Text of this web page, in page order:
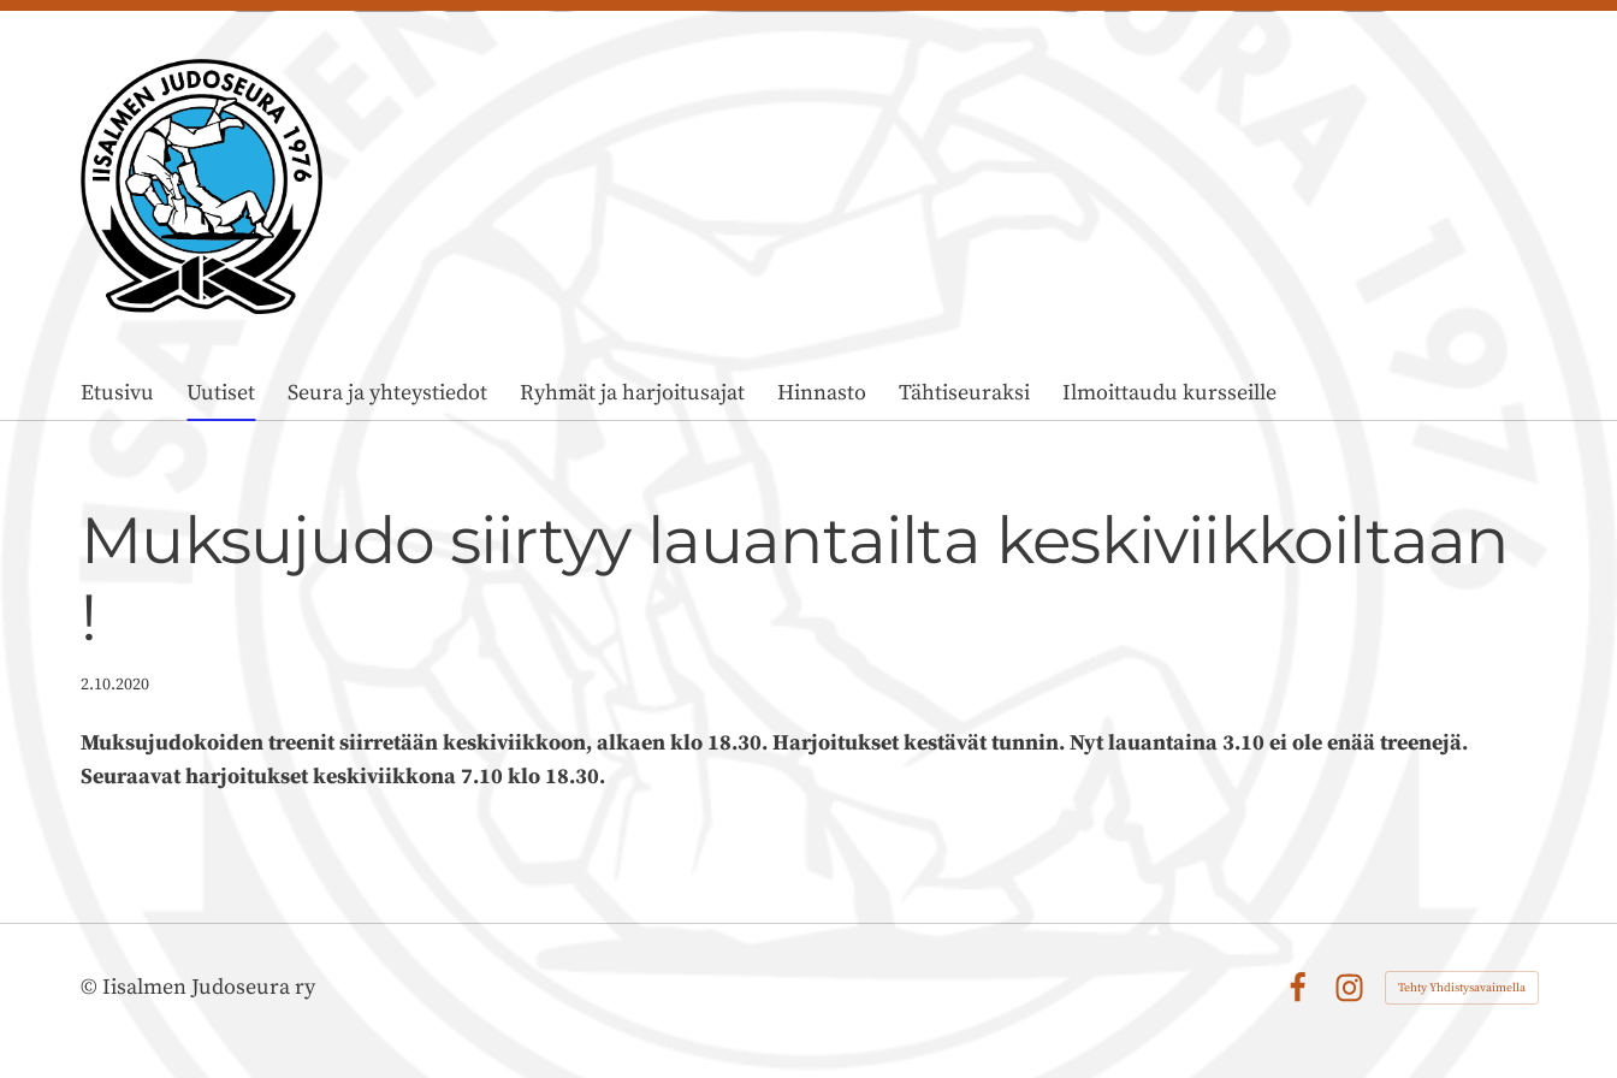
Iisalmen Judoseura ry
Etusivu Uutiset Seura ja yhteystiedot Ryhmät ja harjoitusajat Hinnasto Tähtiseuraksi Ilmoittaudu kursseille
Muksujudo siirtyy lauantailta keskiviikkoiltaan
!
2.10.2020
Muksujudokoiden treenit siirretään keskiviikkoon, alkaen klo 18.30. Harjoitukset kestävät tunnin. Nyt lauantaina 3.10 ei ole enää treenejä.
Seuraavat harjoitukset keskiviikkona 7.10 klo 18.30.
©Iisalmen Judoseura ry
Tehty Yhdistysavaimella